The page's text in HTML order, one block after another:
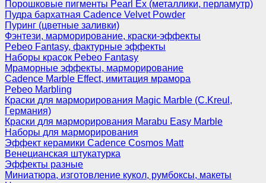
Порошковые пигменты Pearl Ex (металлики, перламутр)
Пудра бархатная Cadence Velvet Powder
Пуринг (цветные заливки)
Фэнтези, марморирование, краски-эффекты
Pebeo Fantasy, фактурные эффекты
Наборы красок Pebeo Fantasy
Мраморные эффекты, марморирование
Cadence Marble Effect, имитация мрамора
Pebeo Marbling
Краски для марморирования Magic Marble (C.Kreul,
Германия)
Краски для марморирования Marabu Easy Marble
Наборы для марморирования
Эффект керамики Cadence Cosmos Matt
Венецианская штукатурка
Эффекты разные
Миниатюра, изготовление кукол, румбоксы, макеты